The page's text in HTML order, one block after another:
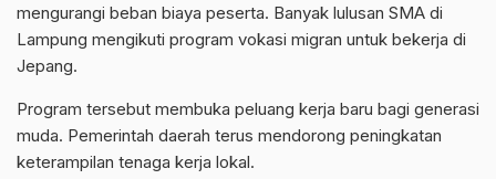
mengurangi beban biaya peserta. Banyak lulusan SMA di
Lampung mengikuti program vokasi migran untuk bekerja di
Jepang.
Program tersebut membuka peluang kerja baru bagi generasi
muda. Pemerintah daerah terus mendorong peningkatan
keterampilan tenaga kerja lokal.